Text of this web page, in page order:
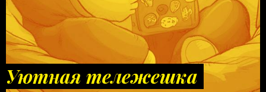
Уютная тележешка